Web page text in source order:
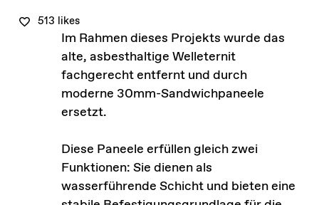
513 likes
Im Rahmen dieses Projekts wurde das
alte, asbesthaltige Welleternit
fachgerecht entfernt und durch
moderne 30mm-Sandwichpaneele
ersetzt.
Diese Paneele erfüllen gleich zwei
Funktionen: Sie dienen als
wasserführende Schicht und bieten eine